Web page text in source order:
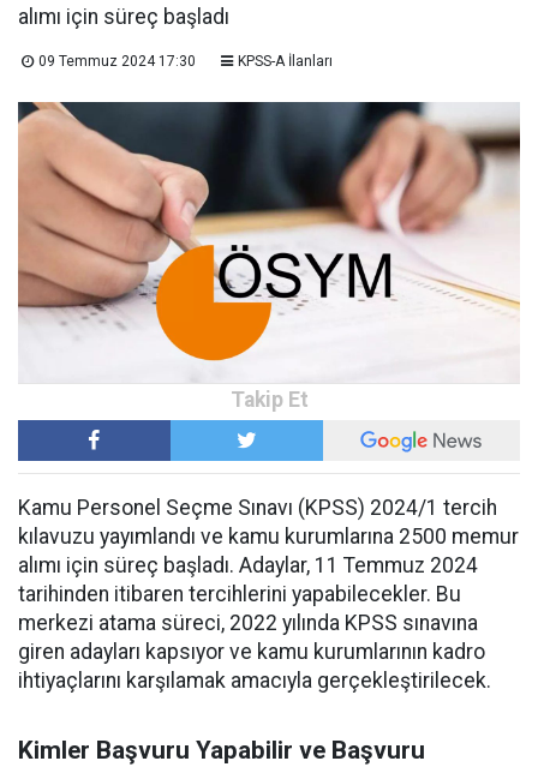
alımı için süreç başladı
09 Temmuz 2024 17:30 KPSS-A İlanları
Kamu Personel Seçme Sınavı (KPSS) 2024/1 tercih
kılavuzu yayımlandı ve kamu kurumlarına 2500 memur
alımı için süreç başladı. Adaylar, 11 Temmuz 2024
tarihinden itibaren tercihlerini yapabilecekler. Bu
merkezi atama süreci, 2022 yılında KPSS sınavına
giren adayları kapsıyor ve kamu kurumlarının kadro
ihtiyaçlarını karşılamak amacıyla gerçekleştirilecek.
Kimler Başvuru Yapabilir ve Başvuru